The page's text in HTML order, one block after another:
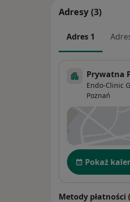
Adresy (3)
Adres 1
Prywatna
Endo-Clinic
Poznań
Dostępność
Pokaż
Metody